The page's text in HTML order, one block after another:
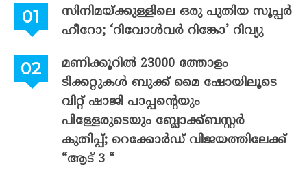
സിനിമയ്ക്കുള്ളിലെ ഒരു പുതിയ സൂപ്പർ
ഹീറോ; ‘റിവോൾവർ റിങ്കോ’ റിവ്യു
മണിക്കൂറിൽ 23000 ത്തോളം
ടിക്കറ്റുകൾ ബുക്ക് മൈ ഷോയിലൂടെ
വിറ്റ് ഷാജി പാപ്പന്റെയും
പിള്ളേരുടെയും ബ്ലോക്ക്ബസ്റ്റർ
കുതിപ്പ്; റെക്കോർഡ് വിജയത്തിലേക്ക്
“ആട് 3 “